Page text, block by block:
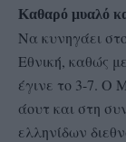
Καθαρό μυαλό
Να κυνηγάει
Εθνική, καθώς
έγινε το 3-7. Ο
άουτ και στη
ελληνίδων